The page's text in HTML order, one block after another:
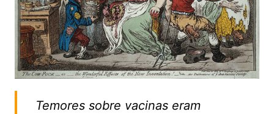
Temores sobre vacinas eram